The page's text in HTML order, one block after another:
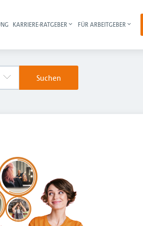
Haupt-Navigation
KARRIERE-RATGEBER FÜR ARBEITGEBER
Suchen